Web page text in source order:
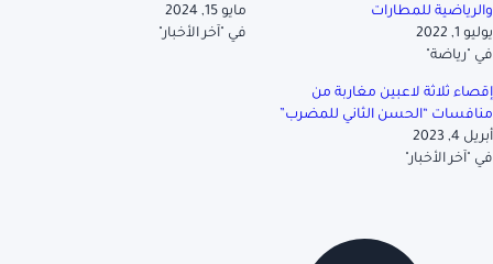
والرياضية للمطارات
يوليو 1, 2022
في "رياضة"
مايو 15, 2024
في "آخر الأخبار"
إقصاء ثلاثة لاعبين مغاربة من
منافسات “الحسن الثاني للمضرب”
أبريل 4, 2023
في "آخر الأخبار"